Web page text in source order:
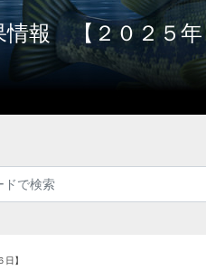
報 【２０２５年
】